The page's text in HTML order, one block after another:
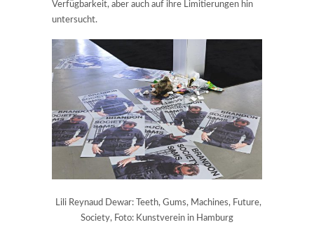
Verfügbarkeit, aber auch auf ihre Limitierungen hin
untersucht.
Lili Reynaud Dewar: Teeth, Gums, Machines, Future,
Society, Foto: Kunstverein in Hamburg